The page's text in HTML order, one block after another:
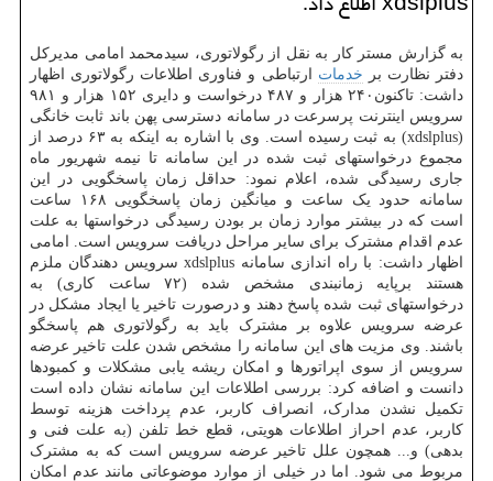
به گزارش مستر کار به نقل از رگولاتوری، سیدمحمد امامی مدیرکل
دفتر نظارت بر خدمات ارتباطی و فناوری اطلاعات رگولاتوری اظهار
داشت: تاکنون۲۴۰ هزار و ۴۸۷ درخواست و دایری ۱۵۲ هزار و ۹۸۱
سرویس اینترنت پرسرعت در سامانه دسترسی پهن باند ثابت خانگی
(xdslplus) به ثبت رسیده است. وی با اشاره به اینکه به ۶۳ درصد از
مجموع درخواستهای ثبت شده در این سامانه تا نیمه شهریور ماه
جاری رسیدگی شده، اعلام نمود: حداقل زمان پاسخگویی در این
سامانه حدود یک ساعت و میانگین زمان پاسخگویی ۱۶۸ ساعت
است که در بیشتر موارد زمان بر بودن رسیدگی درخواستها به علت
عدم اقدام مشترک برای سایر مراحل دریافت سرویس است. امامی
اظهار داشت: با راه اندازی سامانه xdslplus سرویس دهندگان ملزم
هستند برپایه زمانبندی مشخص شده (۷۲ ساعت کاری) به
درخواستهای ثبت شده پاسخ دهند و درصورت تاخیر یا ایجاد مشکل در
عرضه سرویس علاوه بر مشترک باید به رگولاتوری هم پاسخگو
باشند. وی مزیت های این سامانه را مشخص شدن علت تاخیر عرضه
سرویس از سوی اپراتورها و امکان ریشه یابی مشکلات و کمبودها
دانست و اضافه کرد: بررسی اطلاعات این سامانه نشان داده است
تکمیل نشدن مدارک، انصراف کاربر، عدم پرداخت هزینه توسط
کاربر، عدم احراز اطلاعات هویتی، قطع خط تلفن (به علت فنی و
بدهی) و... همچون علل تاخیر عرضه سرویس است که به مشترک
مربوط می شود. اما در خیلی از موارد موضوعاتی مانند عدم امکان